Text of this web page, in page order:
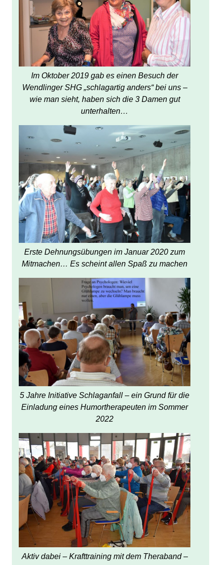
Im Oktober 2019 gab es einen Besuch der
Wendlinger SHG „schlagartig anders“ bei uns –
wie man sieht, haben sich die 3 Damen gut
unterhalten…
Erste Dehnungsübungen im Januar 2020 zum
Mitmachen… Es scheint allen Spaß zu machen
5 Jahre Initiative Schlaganfall – ein Grund für die
Einladung eines Humortherapeuten im Sommer
2022
Aktiv dabei – Krafttraining mit dem Theraband –